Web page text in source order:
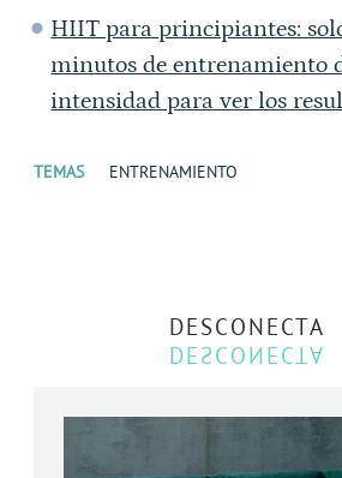
HIIT para principiantes:
minutos de entrenamiento
intensidad para ver los
TEMAS ENTRENAMIENTO
DESCONECTA